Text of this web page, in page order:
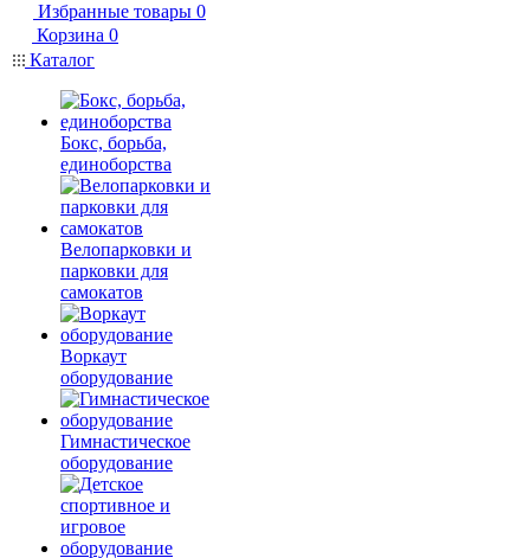
Избранные товары 0
Корзина 0
Каталог
Бокс, борьба,
единоборства
Велопарковки и
парковки для
самокатов
Воркаут
оборудование
Гимнастическое
оборудование